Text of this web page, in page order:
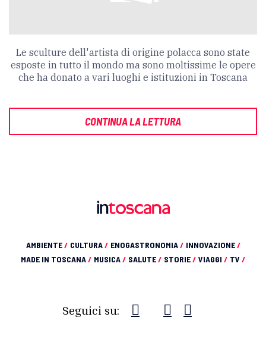
Le sculture dell'artista di origine polacca sono state
esposte in tutto il mondo ma sono moltissime le opere
che ha donato a vari luoghi e istituzioni in Toscana
CONTINUA LA LETTURA
AMBIENTE/ CULTURA/ ENOGASTRONOMIA/ INNOVAZIONE/
MADE IN TOSCANA/ MUSICA/ SALUTE/ STORIE/ VIAGGI / TV /
Seguici su: